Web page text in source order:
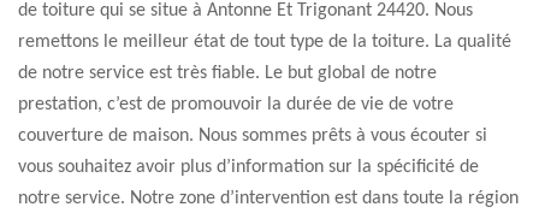
de toiture qui se situe à Antonne Et Trigonant 24420. Nous
remettons le meilleur état de tout type de la toiture. La qualité
de notre service est très fiable. Le but global de notre
prestation, c’est de promouvoir la durée de vie de votre
couverture de maison. Nous sommes prêts à vous écouter si
vous souhaitez avoir plus d’information sur la spécificité de
notre service. Notre zone d’intervention est dans toute la région